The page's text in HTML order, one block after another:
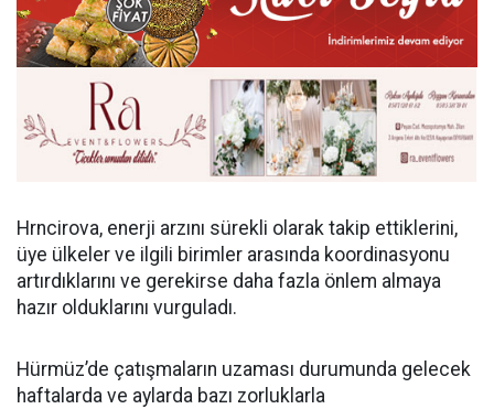
Hrncirova, enerji arzını sürekli olarak takip ettiklerini,
üye ülkeler ve ilgili birimler arasında koordinasyonu
artırdıklarını ve gerekirse daha fazla önlem almaya
hazır olduklarını vurguladı.
Hürmüz’de çatışmaların uzaması durumunda gelecek
haftalarda ve aylarda bazı zorluklarla